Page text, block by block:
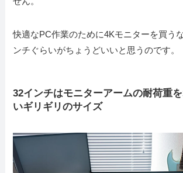
快適なPC作業のために4Kモニターを買う
ンチぐらいがちょうどいいと思うのです。
32インチはモニターアームの耐荷重
いギリギリのサイズ